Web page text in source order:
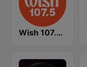
Wish 107.5 FM